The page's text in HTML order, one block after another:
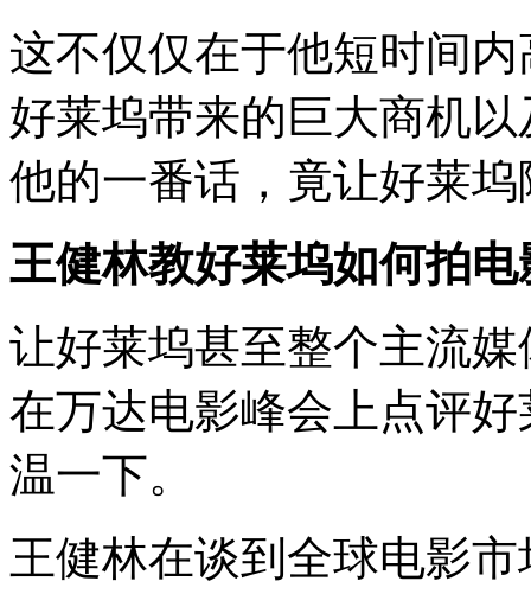
这不仅仅在于他短时间
好莱坞带来的巨大商机
他的一番话，竟让好莱
王健林教好莱坞如何拍电
让好莱坞甚至整个主流
在万达电影峰会上点评
温一下。
王健林在谈到全球电影